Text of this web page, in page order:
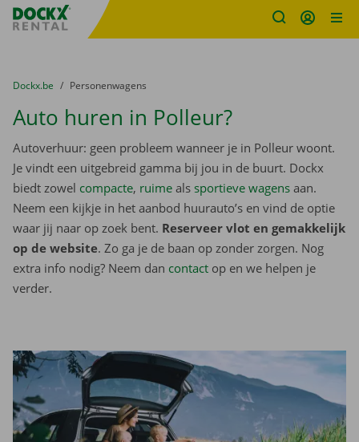
Fratello DEMO
U bevindt zich hier:
van
Dockx.be naar
Personenwagens
Auto huren in Polleur?
Autoverhuur: geen probleem wanneer je in Polleur woont.
Je vindt een uitgebreid gamma bij jou in de buurt. Dockx
biedt zowel compacte, ruime als sportieve wagens aan.
Neem een kijkje in het aanbod huurauto’s en vind de optie
waar jij naar op zoek bent. Reserveer vlot en gemakkelijk
op de website. Zo ga je de baan op zonder zorgen. Nog
extra info nodig? Neem dan contact op en we helpen je
verder.